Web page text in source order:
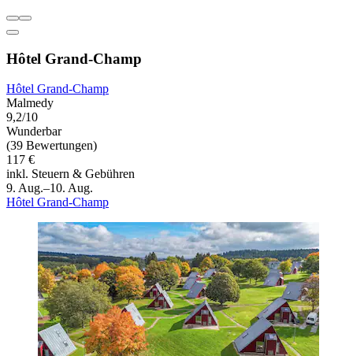
Hôtel Grand-Champ
Hôtel Grand-Champ
Malmedy
9,2/10
Wunderbar
(39 Bewertungen)
117 €
inkl. Steuern & Gebühren
9. Aug.–10. Aug.
Hôtel Grand-Champ